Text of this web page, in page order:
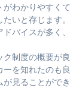
がわかりやすく
いと存じます。
ドバイスが多く
ク制度の概要が
を知れたのも良
が見ることがで